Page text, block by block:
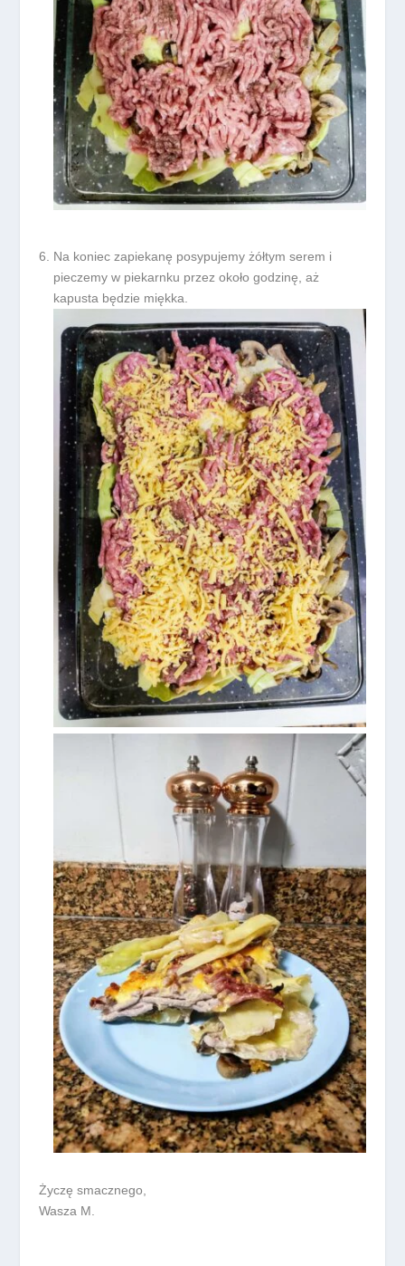
Na koniec zapiekanę posypujemy żółtym serem i
pieczemy w piekarnku przez około godzinę, aż
kapusta będzie miękka.
Życzę smacznego,
Wasza M.